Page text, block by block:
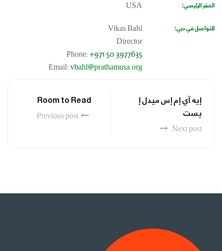
المقر الرئيسي: USA
للتواصل في دبي:
Vikas Bahl
Director
Phone: +971 50 3977635
Email: vbahl@prathamusa.org
Room to Read
Previous post
إيه آي إم إس ميدل إ
يست
Next post